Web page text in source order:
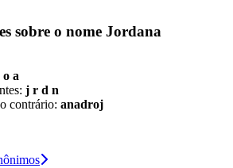
sobre o nome Jordana
o a
j r d n
contrário: anadroj